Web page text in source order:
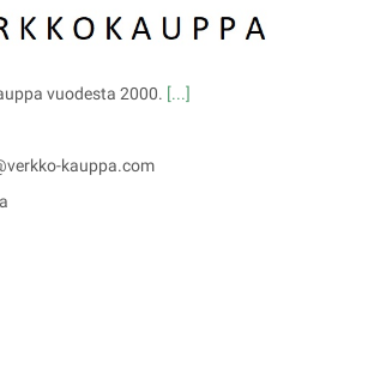
vuodesta 2000. [...]
kauppa.com